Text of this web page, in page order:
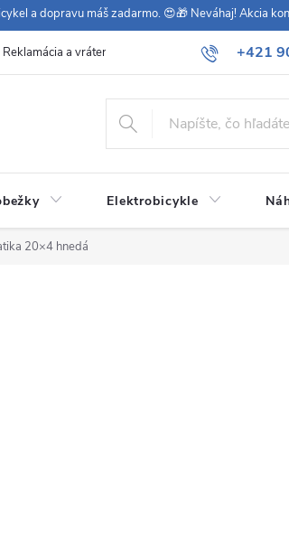
a dopravu máš zadarmo. 😍🎁 Neváhaj! Akcia
+421
Reklamácia a vrátenie Všeobecné obchodné
Elektrobicykle
20×4 hnedá